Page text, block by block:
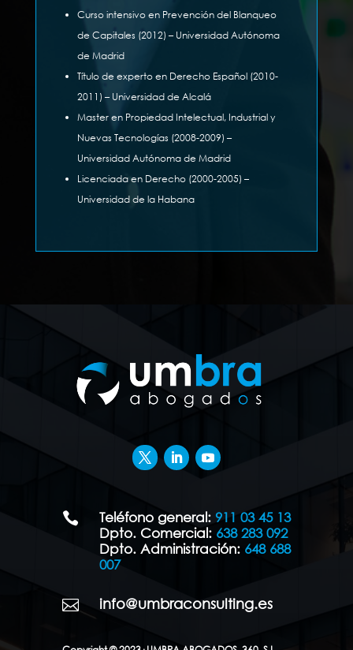
Curso intensivo en Prevención del Blanqueo
de Capitales (2012) – Universidad Autónoma
de Madrid
Título de experto en Derecho Español (2010-
2011) – Universidad de Alcalá
Master en Propiedad Intelectual, Industrial y
Nuevas Tecnologías (2008-2009) –
Universidad Autónoma de Madrid
Licenciada en Derecho (2000-2005) –
Universidad de la Habana
 Teléfono general: 911 03 45 13
Dpto. Comercial: 638 283 092
Dpto. Administración: 648 688
007
 info@umbraconsulting.es